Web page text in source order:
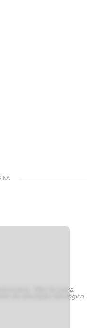
Não há outra
da educação ideológica